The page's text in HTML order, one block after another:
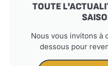
TOUTE
Nous vous invitons à
dessous pour